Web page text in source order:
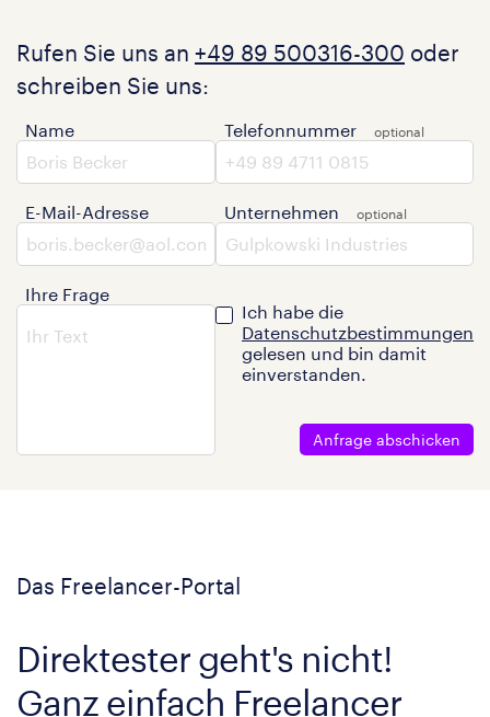
Rufen Sie uns an +49 89 500316-300 oder
schreiben Sie uns:
Name
E-Mail-Adresse
Ihre Frage
Telefonnummer
Unternehmen
Ich habe die
Datenschutzbestimmungen
gelesen und bin damit
einverstanden.
Anfrage abschicken
Das Freelancer-Portal
Direktester geht's nicht!
Ganz einfach Freelancer